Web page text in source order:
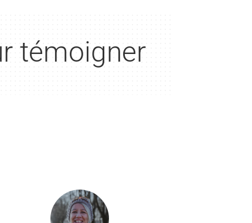
témoigner